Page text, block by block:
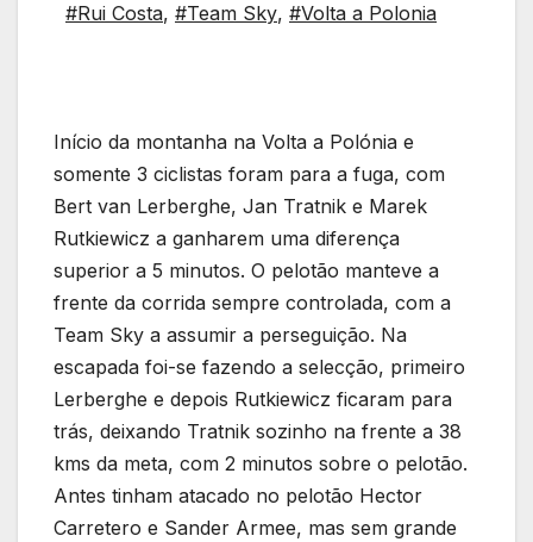
#Rui Costa, #Team Sky, #Volta a Polonia
Início da montanha na Volta a Polónia e
somente 3 ciclistas foram para a fuga, com
Bert van Lerberghe, Jan Tratnik e Marek
Rutkiewicz a ganharem uma diferença
superior a 5 minutos. O pelotão manteve a
frente da corrida sempre controlada, com a
Team Sky a assumir a perseguição. Na
escapada foi-se fazendo a selecção, primeiro
Lerberghe e depois Rutkiewicz ficaram para
trás, deixando Tratnik sozinho na frente a 38
kms da meta, com 2 minutos sobre o pelotão.
Antes tinham atacado no pelotão Hector
Carretero e Sander Armee, mas sem grande